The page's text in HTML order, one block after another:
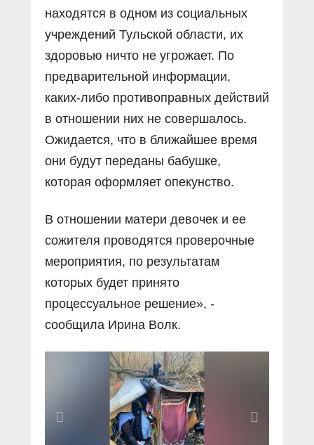
находятся в одном из социальных
учреждений Тульской области, их
здоровью ничто не угрожает. По
предварительной информации,
каких-либо противоправных действий
в отношении них не совершалось.
Ожидается, что в ближайшее время
они будут переданы бабушке,
которая оформляет опекунство.
В отношении матери девочек и ее
сожителя проводятся проверочные
мероприятия, по результатам
которых будет принято
процессуальное решение», -
сообщила Ирина Волк.